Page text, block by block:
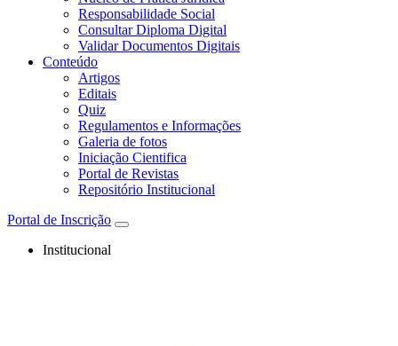
Responsabilidade Social
Consultar Diploma Digital
Validar Documentos Digitais
Conteúdo
Artigos
Editais
Quiz
Regulamentos e Informações
Galeria de fotos
Iniciação Cientifica
Portal de Revistas
Repositório Institucional
Portal de Inscrição
Institucional